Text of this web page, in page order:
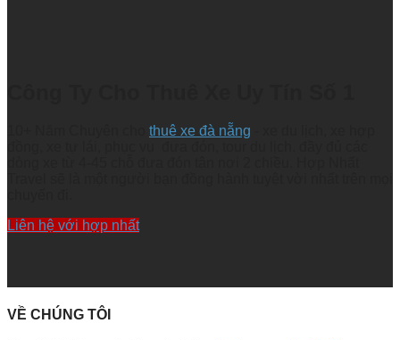
thuê xe đà nẵng
Liên hệ với hợp nhất
VỀ CHÚNG TÔI